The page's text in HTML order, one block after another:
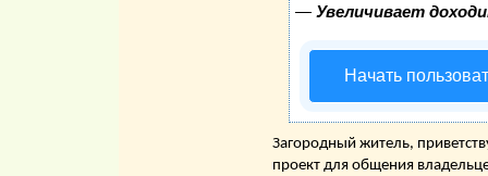
— Увеличивает
Начать
Загородный житель,
проект для общения